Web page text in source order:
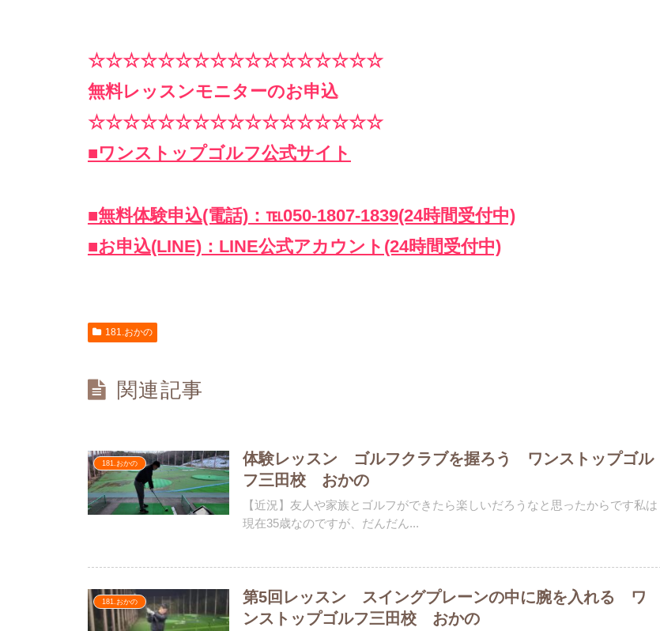
☆☆☆☆☆☆☆☆☆☆☆☆☆☆☆☆☆
無料レッスンモニターのお申込
☆☆☆☆☆☆☆☆☆☆☆☆☆☆☆☆☆
■ワンストップゴルフ公式サイト
■無料体験申込(電話)：℡050-1807-1839(24時間受付中)
■お申込(LINE)：LINE公式アカウント(24時間受付中)
181.おかの
関連記事
181.おかの
体験レッスン ゴルフクラブを握ろう ワンストップゴル
フ三田校 おかの
【近況】友人や家族とゴルフができたら楽しいだろうなと思ったからです私は
現在35歳なのですが、だんだん...
181.おかの
第5回レッスン スイングプレーンの中に腕を入れる ワ
ンストップゴルフ三田校 おかの